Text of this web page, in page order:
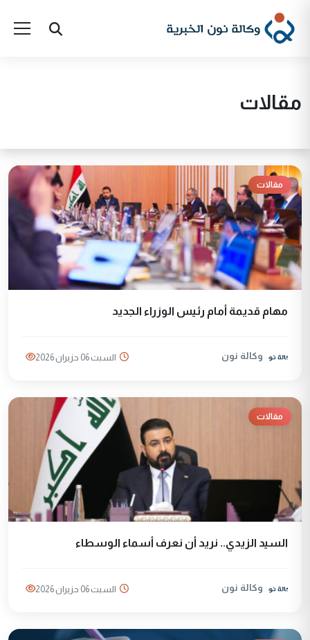
مقالات
مقالات
مهام قديمة أمام رئيس الوزراء الجديد
وكالة نون السبت 06 حزيران 2026
مقالات
السيد الزيدي.. نريد أن نعرف أسماء الوسطاء
وكالة نون السبت 06 حزيران 2026